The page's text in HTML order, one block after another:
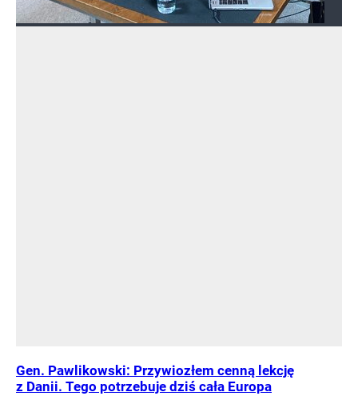
Gen. Pawlikowski: Przywiozłem cenną lekcję
z Danii. Tego potrzebuje dziś cała Europa